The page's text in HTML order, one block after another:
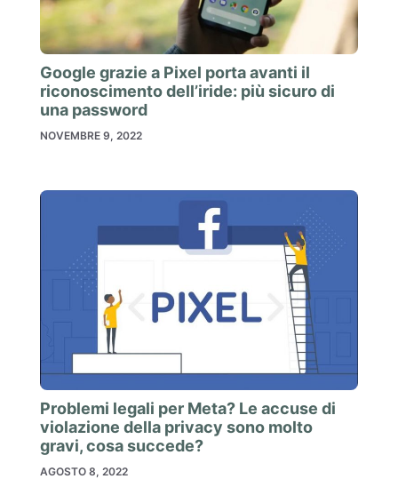
Google grazie a Pixel porta avanti il
riconoscimento dell’iride: più sicuro di
una password
NOVEMBRE 9, 2022
Problemi legali per Meta? Le accuse di
violazione della privacy sono molto
gravi, cosa succede?
AGOSTO 8, 2022